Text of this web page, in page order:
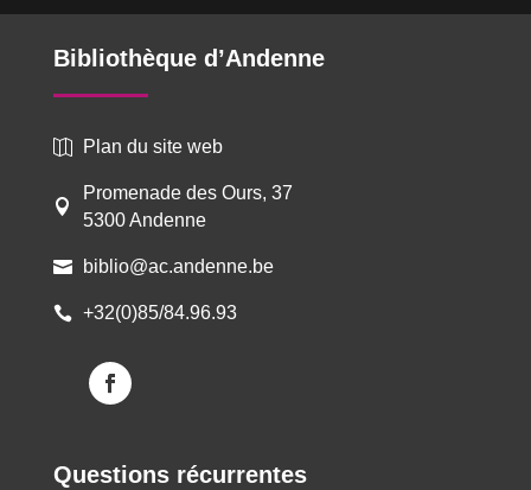
Bibliothèque d’Andenne
 Plan du site web

Promenade des Ours, 37
5300 Andenne
 biblio@ac.andenne.be
 +32(0)85/84.96.93
Questions récurrentes